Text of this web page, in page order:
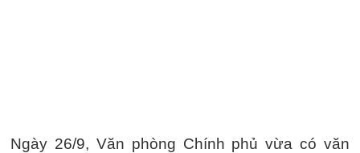
Ngày 26/9, Văn phòng Chính phủ vừa có văn